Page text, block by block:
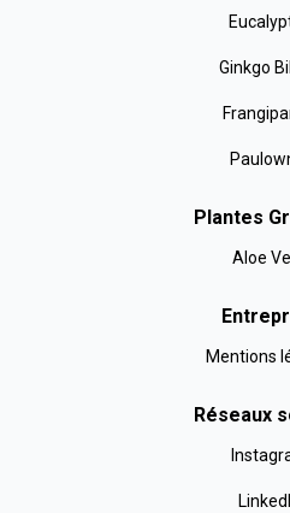
Ginkgo
Plantes
Aloe
Mentions
Réseaux